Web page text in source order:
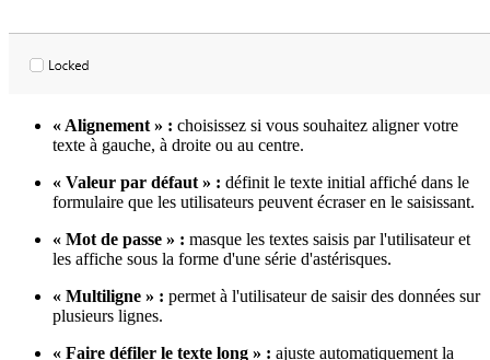
« Alignement » : choisissez si vous souhaitez aligner votre
texte à gauche, à droite ou au centre.
« Valeur par défaut » : définit le texte initial affiché dans le
formulaire que les utilisateurs peuvent écraser en le saisissant.
« Mot de passe » : masque les textes saisis par l'utilisateur et
les affiche sous la forme d'une série d'astérisques.
« Multiligne » : permet à l'utilisateur de saisir des données sur
plusieurs lignes.
« Faire défiler le texte long » : ajuste automatiquement la